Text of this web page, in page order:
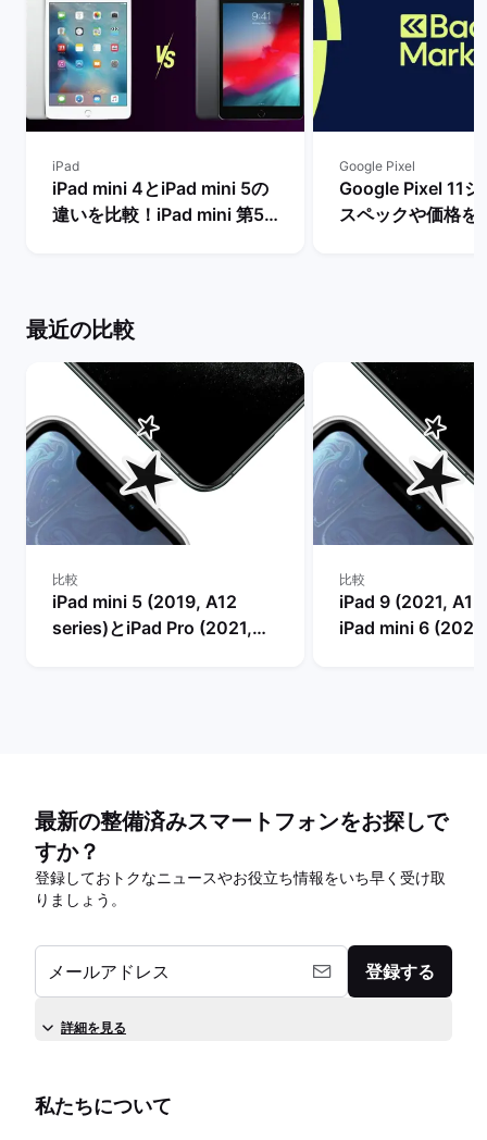
iPad
iPad mini 4とiPad mini 5の
違いを比較！iPad mini 第5
Google Pixel
Google Pixel 11シ
スペックや価格を
最近の比較
比較
iPad mini 5 (2019, A12
series)とiPad Pro (2021,
比較
iPad 9 (2021,
iPad mini 6
最新の整備済みスマートフォンをお探しで
すか？
登録しておトクなニュースやお役立ち情報をいち早く受け取
りましょう。
メールアドレス 登録する
詳細を見る
私たちについて